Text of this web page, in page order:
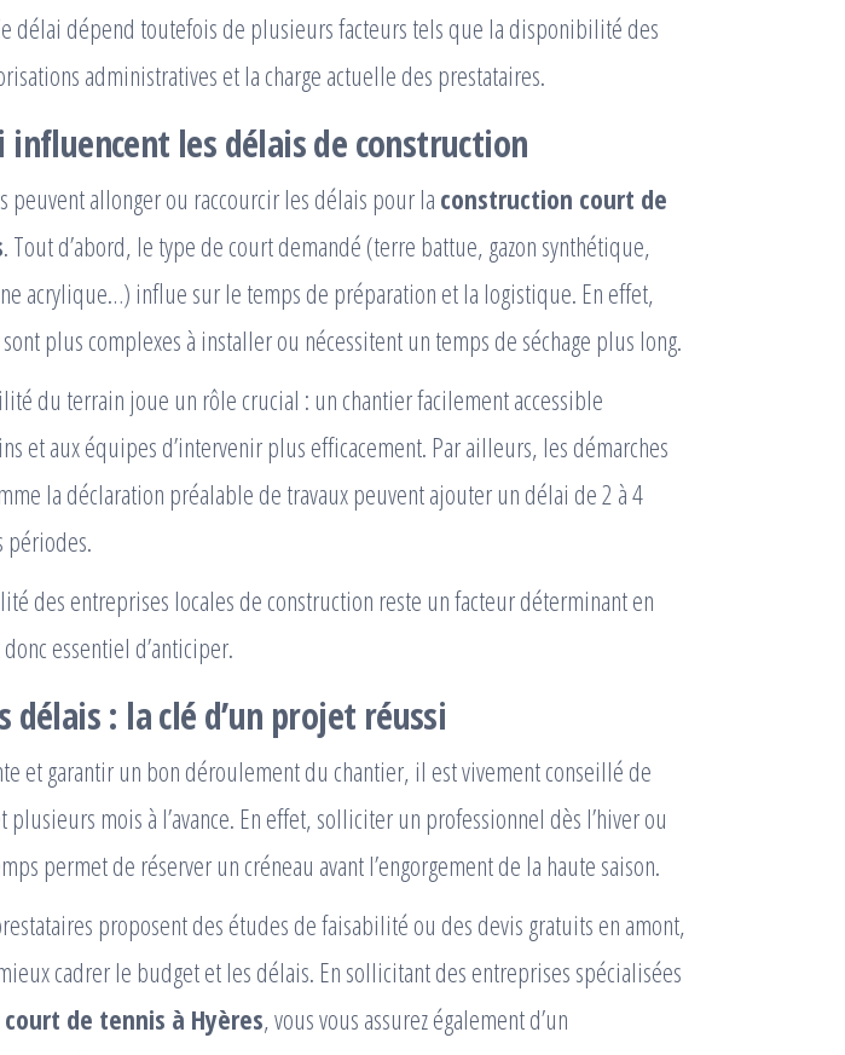
délai dépend toutefois de plusieurs facteurs tels que la disponibilité des
administratives et la charge actuelle des prestataires.
influencent les délais de construction
peuvent allonger ou raccourcir les délais pour la construction court de
. Tout d’abord, le type de court demandé (terre battue, gazon synthétique,
acrylique…) influe sur le temps de préparation et la logistique. En effet,
plus complexes à installer ou nécessitent un temps de séchage plus long.
du terrain joue un rôle crucial : un chantier facilement accessible
et aux équipes d’intervenir plus efficacement. Par ailleurs, les démarches
la déclaration préalable de travaux peuvent ajouter un délai de 2 à 4
périodes.
des entreprises locales de construction reste un facteur déterminant en
essentiel d’anticiper.
délais : la clé d’un projet réussi
et garantir un bon déroulement du chantier, il est vivement conseillé de
mois à l’avance. En effet, solliciter un professionnel dès l’hiver ou
permet de réserver un créneau avant l’engorgement de la haute saison.
proposent des études de faisabilité ou des devis gratuits en amont,
cadrer le budget et les délais. En sollicitant des entreprises spécialisées
de tennis à Hyères, vous vous assurez également d’un